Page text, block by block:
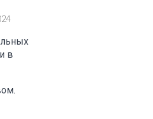
в